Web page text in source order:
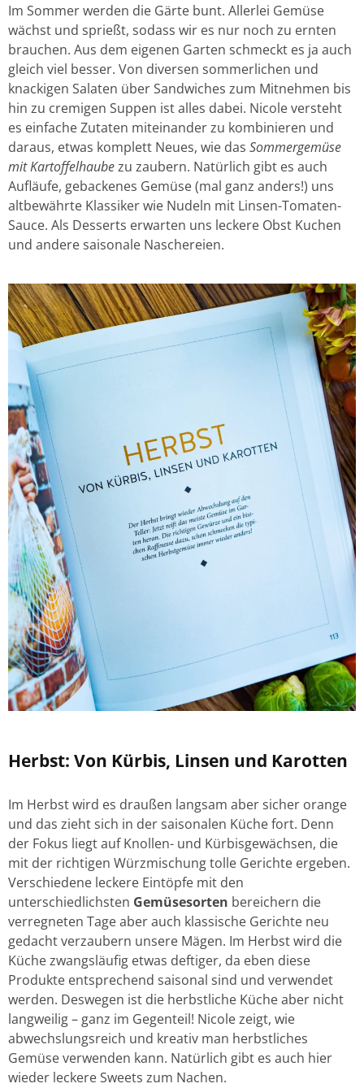
Im Sommer werden die Gärte bunt. Allerlei Gemüse
wächst und sprießt, sodass wir es nur noch zu ernten
brauchen. Aus dem eigenen Garten schmeckt es ja auch
gleich viel besser. Von diversen sommerlichen und
knackigen Salaten über Sandwiches zum Mitnehmen bis
hin zu cremigen Suppen ist alles dabei. Nicole versteht
es einfache Zutaten miteinander zu kombinieren und
daraus, etwas komplett Neues, wie das Sommergemüse
mit Kartoffelhaubezu zaubern. Natürlich gibt es auch
Aufläufe, gebackenes Gemüse (mal ganz anders!) uns
altbewährte Klassiker wie Nudeln mit Linsen-Tomaten-
Sauce. Als Desserts erwarten uns leckere Obst Kuchen
und andere saisonale Naschereien.
Herbst: Von Kürbis, Linsen und Karotten
Im Herbst wird es draußen langsam aber sicher orange
und das zieht sich in der saisonalen Küche fort. Denn
der Fokus liegt auf Knollen- und Kürbisgewächsen, die
mit der richtigen Würzmischung tolle Gerichte ergeben.
Verschiedene leckere Eintöpfe mit den
unterschiedlichsten Gemüsesorten bereichern die
verregneten Tage aber auch klassische Gerichte neu
gedacht verzaubern unsere Mägen. Im Herbst wird die
Küche zwangsläufig etwas deftiger, da eben diese
Produkte entsprechend saisonal sind und verwendet
werden. Deswegen ist die herbstliche Küche aber nicht
langweilig – ganz im Gegenteil! Nicole zeigt, wie
abwechslungsreich und kreativ man herbstliches
Gemüse verwenden kann. Natürlich gibt es auch hier
wieder leckere Sweets zum Nachen.